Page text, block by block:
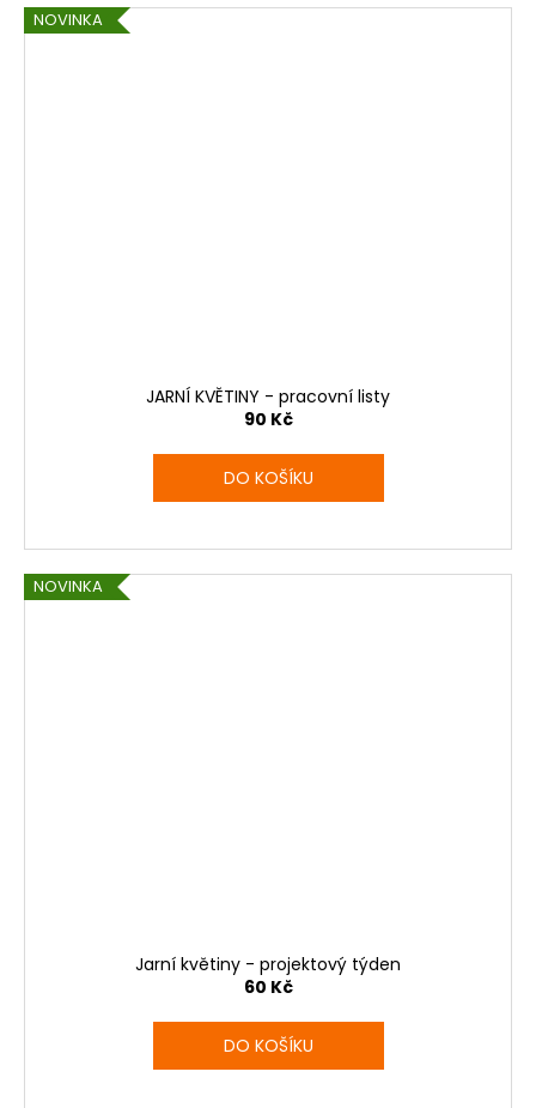
NOVINKA
JARNÍ KVĚTINY - pracovní listy
90 Kč
DO KOŠÍKU
NOVINKA
Jarní květiny - projektový týden
60 Kč
DO KOŠÍKU